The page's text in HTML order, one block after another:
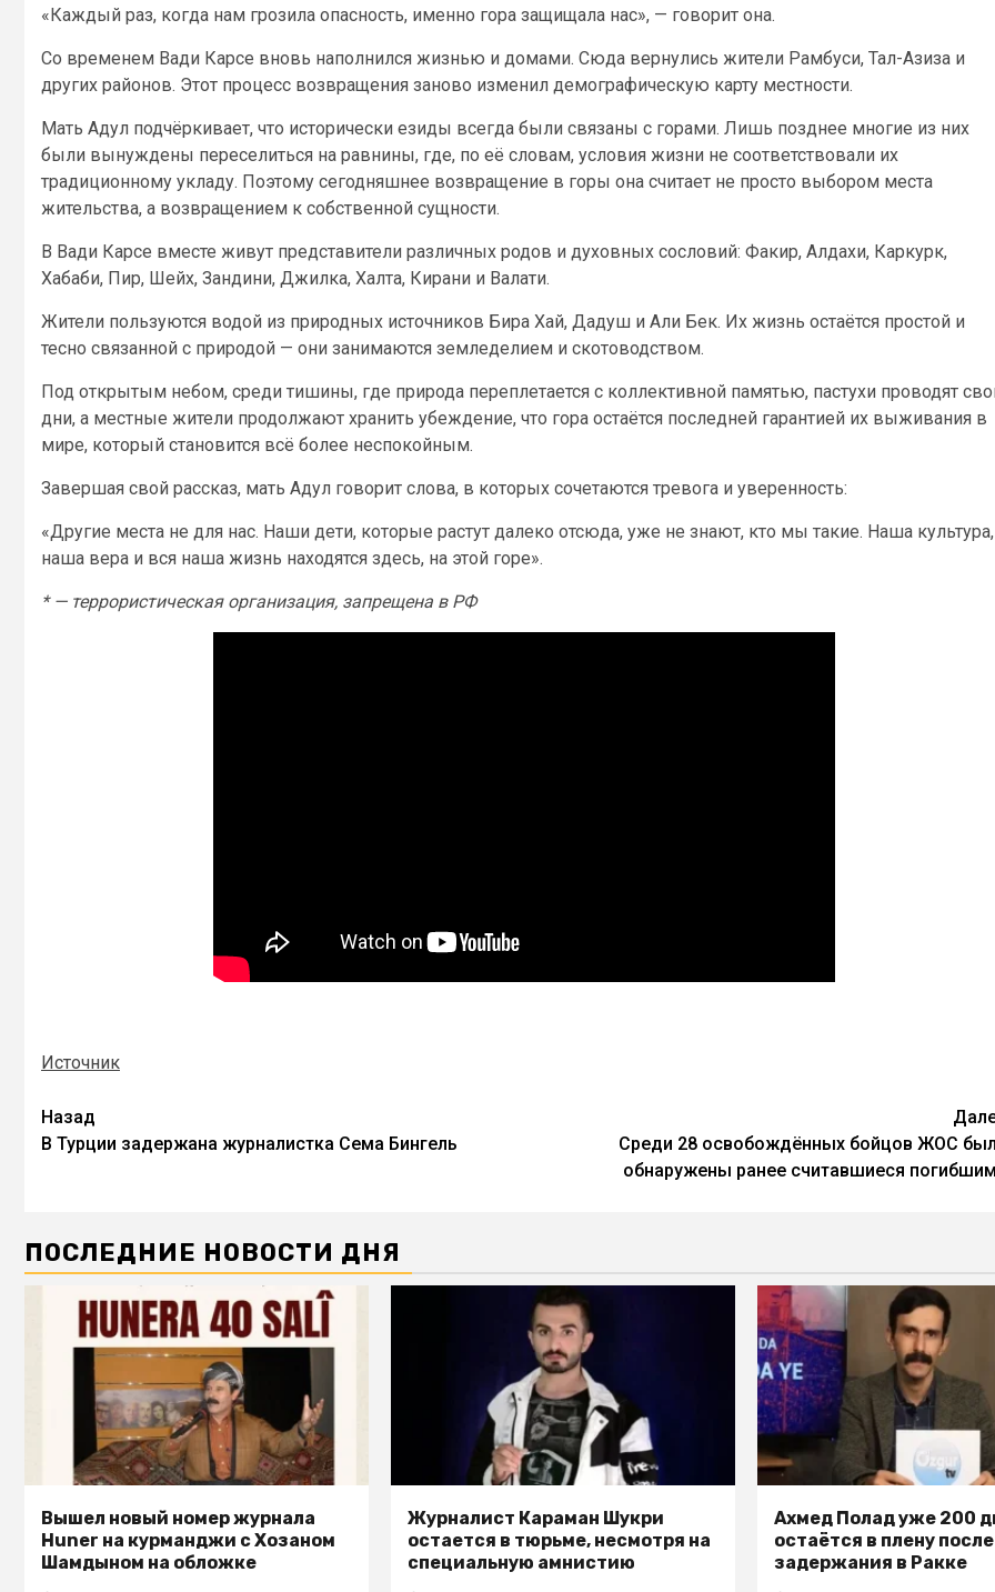
«Каждый раз, когда нам грозила опасность, именно гора защищала нас», — говорит она.
Со временем Вади Карсе вновь наполнился жизнью и домами. Сюда вернулись жители Рамбуси, Тал-Азиза и
других районов. Этот процесс возвращения заново изменил демографическую карту местности.
Мать Адул подчёркивает, что исторически езиды всегда были связаны с горами. Лишь позднее многие из них
были вынуждены переселиться на равнины, где, по её словам, условия жизни не соответствовали их
традиционному укладу. Поэтому сегодняшнее возвращение в горы она считает не просто выбором места
жительства, а возвращением к собственной сущности.
В Вади Карсе вместе живут представители различных родов и духовных сословий: Факир, Алдахи, Каркурк,
Хабаби, Пир, Шейх, Зандини, Джилка, Халта, Кирани и Валати.
Жители пользуются водой из природных источников Бира Хай, Дадуш и Али Бек. Их жизнь остаётся простой и
тесно связанной с природой — они занимаются земледелием и скотоводством.
Под открытым небом, среди тишины, где природа переплетается с коллективной памятью, пастухи проводят
дни, а местные жители продолжают хранить убеждение, что гора остаётся последней гарантией их выживания в
мире, который становится всё более неспокойным.
Завершая свой рассказ, мать Адул говорит слова, в которых сочетаются тревога и уверенность:
«Другие места не для нас. Наши дети, которые растут далеко отсюда, уже не знают, кто мы такие. Наша культура,
наша вера и вся наша жизнь находятся здесь, на этой горе».
* — террористическая организация, запрещена в РФ
Источник
Назад
В Турции задержана журналистка Сема Бингель
Среди 28 освобождённых бойцов ЖОС
обнаружены ранее считавшиеся
ПОСЛЕДНИЕ НОВОСТИ ДНЯ
Вышел новый номер журнала
Huner на курманджи с Хозаном
Шамдыном на обложке
Журналист Караман Шукри
остается в тюрьме, несмотря на
специальную амнистию
Ахмед Полад уже 200
остаётся в плену после
задержания в Ракке